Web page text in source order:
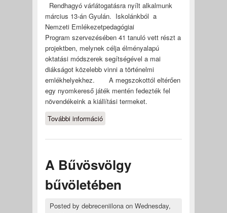
Rendhagyó várlátogatásra nyílt alkalmunk
március 13-án Gyulán. Iskolánkból a
Nemzeti Emlékezetpedagógiai
Program szervezésében 41 tanuló vett részt a
projektben, melynek célja élményalapú
oktatási módszerek segítségével a mai
diákságot közelebb vinni a történelmi
emlékhelyekhez. A megszokottól eltérően
egy nyomkereső játék mentén fedezték fel
növendékeink a kiállítási termeket.
További információJöttünk, láttunk, megfejtettük
A Bűvösvölgy
bűvöletében
Posted by debreceniilonaon Wednesday,